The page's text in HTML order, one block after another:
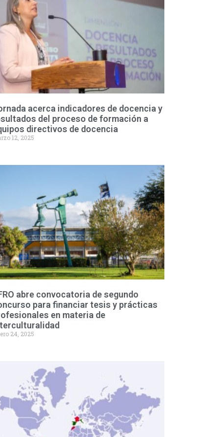
acerca indicadores de docencia y
del proceso de formación a
directivos de docencia
12, 2025
abre convocatoria de segundo
para financiar tesis y prácticas
en materia de
24, 2025